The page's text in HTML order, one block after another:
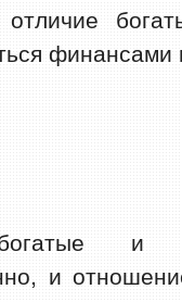
отличие
и
и